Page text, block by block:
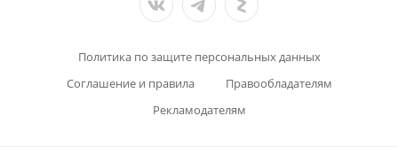
Политика по защите персональных данных
Соглашение и правила
Правообладателям
Рекламодателям